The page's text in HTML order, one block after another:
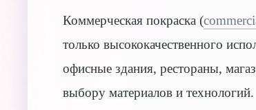
Коммерческая покраска (
только высококачественного
офисные здания, рестораны,
выбору материалов и технологий.